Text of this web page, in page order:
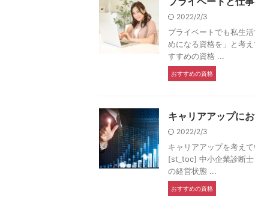
2022/2/3
プライベートでも私生
めになる資格を」と考
すすめの資格 ...
おすすめの資格
キャリアアップに
2022/2/3
キャリアアップを考え
[st_toc] 中小企業診断士
の経営状態 ...
おすすめの資格